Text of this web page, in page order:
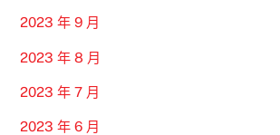
2023 年 9 月
2023 年 8 月
2023 年 7 月
2023 年 6 月